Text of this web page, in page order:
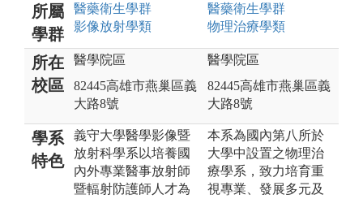
所屬
學群
醫藥衛生學群
影像放射學類
醫藥衛生學群
物理治療學類
所在
校區
醫學院區
82445高雄市燕巢區義
大路8號
醫學院區
82445高雄市燕巢區義
大路8號
學系
特色
義守大學醫學影像暨
放射科學系以培養國
內外專業醫事放射師
暨輻射防護師人才為
本系為國內第八所於
大學中設置之物理治
療學系，致力培育重
視專業、發展多元及